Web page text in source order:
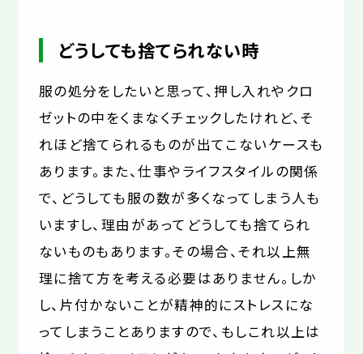
どうしても捨てられない時
服の処分をしたいと思って、押し入れやクロ
ゼットの中をくまなくチェックしたけれど、そ
れほど捨てられるものが出てこないケースも
あります。また、仕事やライフスタイルの関係
で、どうしても服の数が多くなってしまう人も
いますし、理由があってどうしても捨てられ
ないものもあります。その場合、それ以上無
理に捨て方を考える必要はありません。しか
し、片付かないことが精神的にストレスにな
ってしまうことありますので、もしこれ以上は